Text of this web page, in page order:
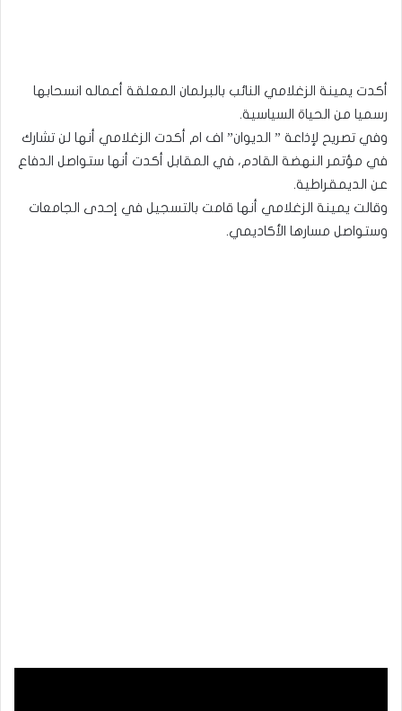
أكدت يمينة الزغلامي النائب بالبرلمان المعلقة أعماله انسحابها
رسميا من الحياة السياسية.
وفي تصريح لإذاعة ” الديوان” اف ام أكدت الزغلامي أنها لن تشارك
في مؤتمر النهضة القادم، في المقابل أكدت أنها ستواصل الدفاع
عن الديمقراطية.
وقالت يمينة الزغلامي أنها قامت بالتسجيل في إحدى الجامعات
وستواصل مسارها الأكاديمي.